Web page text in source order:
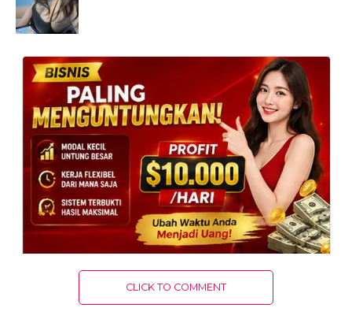
CLICK TO COMMENT